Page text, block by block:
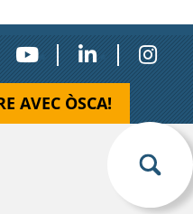
AVEC ÒSCA!